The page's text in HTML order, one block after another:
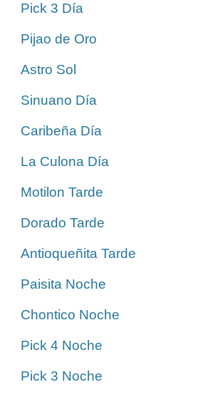
Pick 3 Día
Pijao de Oro
Astro Sol
Sinuano Día
Caribeña Día
La Culona Día
Motilon Tarde
Dorado Tarde
Antioqueñita Tarde
Paisita Noche
Chontico Noche
Pick 4 Noche
Pick 3 Noche